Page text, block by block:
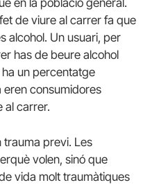
en la població general.
de viure al carrer fa que
alcohol. Un usuari, per
has de beure alcohol
un percentatge
consumidores
al carrer.
trauma previ. Les
volen, sinó que
vida molt traumàtiques